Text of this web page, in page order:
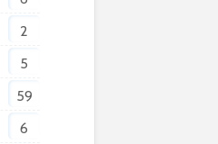
2
5
59
6